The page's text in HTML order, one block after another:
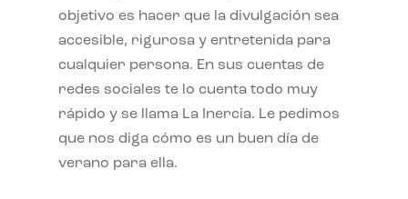
objetivo es hacer que la divulgación sea
accesible, rigurosa y entretenida para
cualquier persona. En sus cuentas de
redes sociales te lo cuenta todo muy
rápido y se llama La Inercia. Le pedimos
que nos diga cómo es un buen día de
verano para ella.